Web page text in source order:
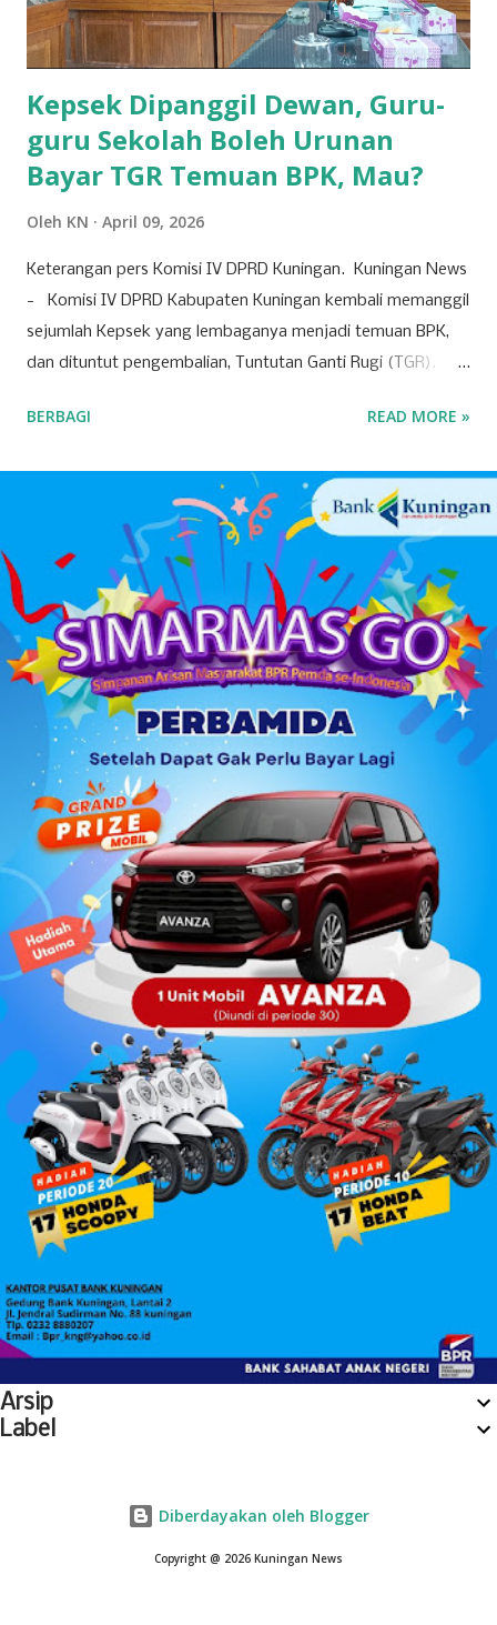
dengan iman dan amanah . Tidak terlalu sulit menemukan
ketiga kata tersebut dalam al-Qur’an. A...
Kepsek Dipanggil Dewan, Guru-
guru Sekolah Boleh Urunan
Bayar TGR Temuan BPK, Mau?
Oleh KN April 09, 2026
Keterangan pers Komisi IV DPRD Kuningan. Kuningan News
- Komisi IV DPRD Kabupaten Kuningan kembali memanggil
sejumlah Kepsek yang lembaganya menjadi temuan BPK,
dan dituntut pengembalian, Tuntutan Ganti Rugi (TGR).
kemarin. Nampak hanya beberapa Kepsek saja yang
pemanggilan Kepsek, banyak hal diungkap Komisi IV DPRD
dalam konferensi pers, seusai-nya pertemuan. Anggota
komisi IV nampak lengkap, mulai dari Hj Neneng, Yaya, H
Uci, Nurcholis, Satria, Devi, hingga Rudi Permana. Dalam
tanya jawab dengan awak media, terungkap juga bahwa
Kepsek -meskipun baru-, tetap harus bertanggung jawab
pengembalian anggaran sesuai rekomendasi BPK, karena
berposisi sebagai pengguna anggaran. Bahkan yang cukup
prihatin, penggantian anggaran itu tidak boleh diambil dari
dana operasional sekolah semacam BOS. Justru, tidak
dilarang secara formal jika gantj rugi itu bersumber dari
uang pribad...
BERBAGI READ MORE »
Arsip
Label
Diberdayakan oleh Blogger
Copyright @ 2026 Kuningan News